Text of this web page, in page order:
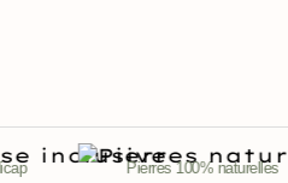
Pierres 100% naturelles